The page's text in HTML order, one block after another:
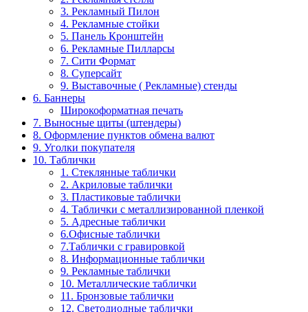
3. Рекламный Пилон
4. Рекламные стойки
5. Панель Кронштейн
6. Рекламные Пилларсы
7. Сити Формат
8. Суперсайт
9. Выставочные ( Рекламные) стенды
6. Баннеры
Широкоформатная печать
7. Выносные щиты (штендеры)
8. Оформление пунктов обмена валют
9. Уголки покупателя
10. Таблички
1. Стеклянные таблички
2. Акриловые таблички
3. Пластиковые таблички
4. Таблички с металлизированной пленкой
5. Адресные таблички
6.Офисные таблички
7.Таблички с гравировкой
8. Информационные таблички
9. Рекламные таблички
10. Металлические таблички
11. Бронзовые таблички
12. Светодиодные таблички